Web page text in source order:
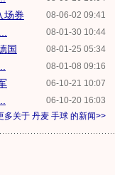
08-06-02 09:41
场券
08-01-30 10:44
08-01-25 05:34
国
08-01-08 09:16
06-10-21 10:07
06-10-20 16:03
多关于 丹麦 手球 的新闻>>